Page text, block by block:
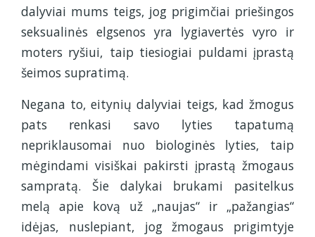
dalyviai mums teigs, jog prigimčiai priešingos
seksualinės elgsenos yra lygiavertės vyro ir
moters ryšiui, taip tiesiogiai puldami įprastą
šeimos supratimą.
Negana to, eitynių dalyviai teigs, kad žmogus
pats renkasi savo lyties tapatumą
nepriklausomai nuo biologinės lyties, taip
mėgindami visiškai pakirsti įprastą žmogaus
sampratą. Šie dalykai brukami pasitelkus
melą apie kovą už „naujas“ ir „pažangias“
idėjas, nuslepiant, jog žmogaus prigimtyje